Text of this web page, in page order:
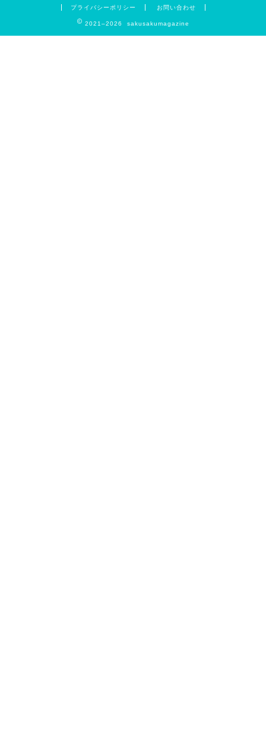
プライバシーポリシー お問い合わせ
2021–2026 sakusakumagazine